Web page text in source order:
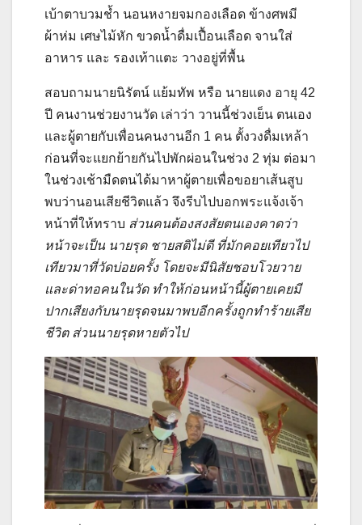
เบ้าตาบวมช้ำ นอนหงายจมกองเลือด ข้างศพมี
ผ้าห่ม เศษไม้หัก ขวดน้ำดื่มเปื้อนเลือด จานใส่
อาหาร และ รองเท้าแตะ วางอยู่ที่พื้น
สอบถามนายนิรัตน์ แย้มทัพ หรือ นายแดง อายุ 42
ปี คนงานช่วยงานวัด เล่าว่า วานนี้ช่วงเย็น ตนเอง
และผู้ตายกับเพื่อนคนงานอีก 1 คน ตั้งวงดื่มเหล้า
ก่อนที่จะแยกย้ายกันไปพักผ่อนในช่วง 2 ทุ่ม ต่อมา
ในช่วงเช้ามืดตนได้มาหาผู้ตายเพื่อขอยาเส้นสูบ
พบว่านอนเสียชีวิตแล้ว จึงรีบไปบอกพระแจ้งเจ้า
หน้าที่ให้ทราบ ส่วนคนต้องสงสัยตนเองคาดว่า
หน้าจะเป็น นายรุด ชายสติไม่ดี ที่มักคอยเทียวไป
เทียวมาที่วัดบ่อยครั้ง โดยจะมีนิสัยชอบโวยวาย
และด่าทอคนในวัด ทำให้ก่อนหน้านี้ผู้ตายเคยมี
ปากเสียงกับนายรุดจนมาพบอีกครั้งถูกทำร้ายเสีย
ชีวิต ส่วนนายรุดหายตัวไป